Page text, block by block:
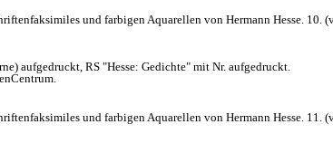
und farbigen Aquarellen von Hermann Hesse. 10.
aufgedruckt, RS "Hesse: Gedichte" mit Nr. aufgedruckt.
und farbigen Aquarellen von Hermann Hesse. 11.